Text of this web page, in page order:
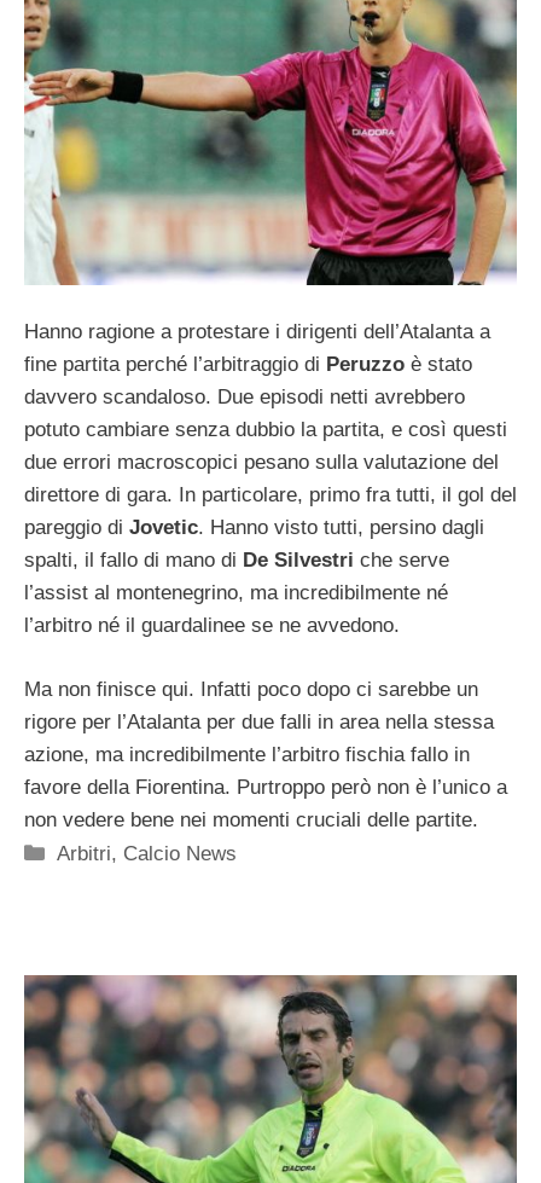
Hanno ragione a protestare i dirigenti dell’Atalanta a
fine partita perché l’arbitraggio di Peruzzo è stato
davvero scandaloso. Due episodi netti avrebbero
potuto cambiare senza dubbio la partita, e così questi
due errori macroscopici pesano sulla valutazione del
direttore di gara. In particolare, primo fra tutti, il gol del
pareggio di Jovetic. Hanno visto tutti, persino dagli
spalti, il fallo di mano di De Silvestri che serve
l’assist al montenegrino, ma incredibilmente né
l’arbitro né il guardalinee se ne avvedono.
Ma non finisce qui. Infatti poco dopo ci sarebbe un
rigore per l’Atalanta per due falli in area nella stessa
azione, ma incredibilmente l’arbitro fischia fallo in
favore della Fiorentina. Purtroppo però non è l’unico a
non vedere bene nei momenti cruciali delle partite.
Categorie
Arbitri, Calcio News